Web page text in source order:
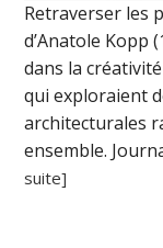
Retraverser les
d’Anatole Kopp
dans la
qui exploraient
architecturales
ensemble.
suite]